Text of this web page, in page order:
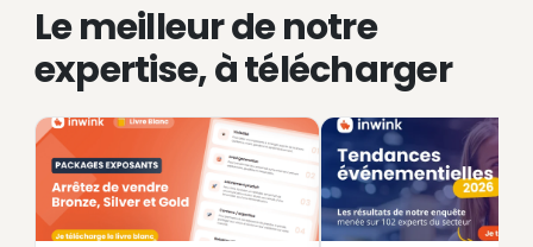
Le meilleur de notre
expertise, à télécharger